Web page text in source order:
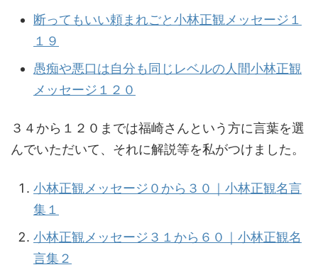
断ってもいい頼まれごと小林正観メッセージ１
１９
愚痴や悪口は自分も同じレベルの人間小林正観
メッセージ１２０
３４から１２０までは福崎さんという方に言葉を選
んでいただいて、それに解説等を私がつけました。
小林正観メッセージ０から３０｜小林正観名言
集１
小林正観メッセージ３１から６０｜小林正観名
言集２